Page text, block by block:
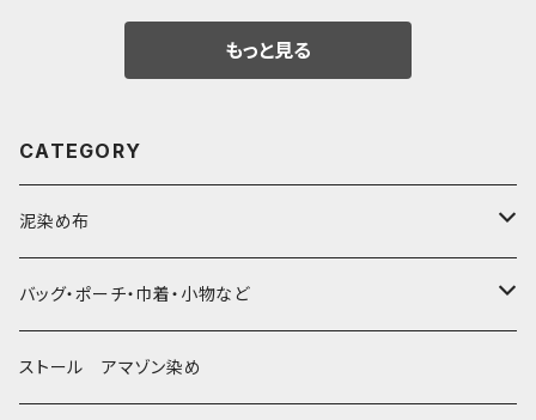
もっと見る
CATEGORY
泥染め布
大判布150-特大250cm ベッドカバー
〜155cm
中型布 30-90cm
バッグ・ポーチ・巾着・小物など
バッグ
ストール アマゾン染め